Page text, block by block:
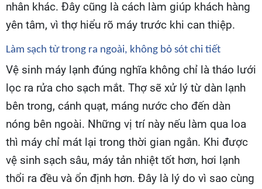
nhân khác. Đây cũng là cách làm giúp khách hàng
yên tâm, vì thợ hiểu rõ máy trước khi can thiệp.
Làm sạch từ trong ra ngoài, không bỏ sót chi tiết
Vệ sinh máy lạnh đúng nghĩa không chỉ là tháo lưới
lọc ra rửa cho sạch mắt. Thợ sẽ xử lý từ dàn lạnh
bên trong, cánh quạt, máng nước cho đến dàn
nóng bên ngoài. Những vị trí này nếu làm qua loa
thì máy chỉ mát lại trong thời gian ngắn. Khi được
vệ sinh sạch sâu, máy tản nhiệt tốt hơn, hơi lạnh
thổi ra đều và ổn định hơn. Đây là lý do vì sao cùng